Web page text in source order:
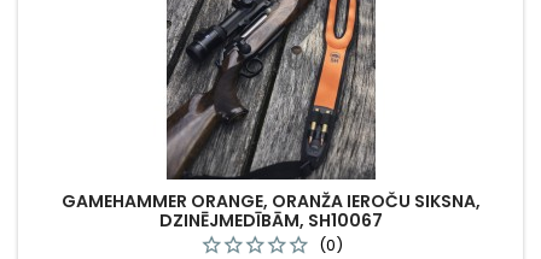
GAMEHAMMER ORANGE, ORANŽA IEROČU SIKSNA,
DZINĒJMEDĪBĀM, SH10067
(0)